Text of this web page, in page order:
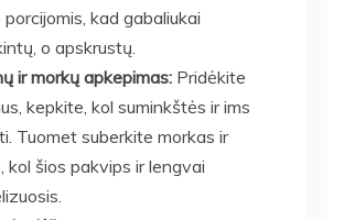
kad gabaliukai
o apskrustų.
ir morkų apkepimas: Pridėkite
kepkite, kol suminkštės ir ims
Tuomet suberkite morkas ir
kol šios pakvips ir lengvai